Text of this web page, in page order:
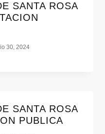
SANTA ROSA
30, 2024
SANTA ROSA
PUBLICA